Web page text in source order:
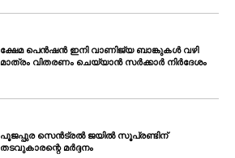
ക്ഷേമ പെൻഷൻ ഇനി വാണിജ്യ ബാങ്കുകൾ വഴി
മാത്രം വിതരണം ചെയ്യാൻ സർക്കാർ നിർദേശം
പൂജപ്പുര സെൻട്രൽ ജയിൽ സൂപ്രണ്ടിന്
തടവുകാരന്റെ മർദ്ദനം